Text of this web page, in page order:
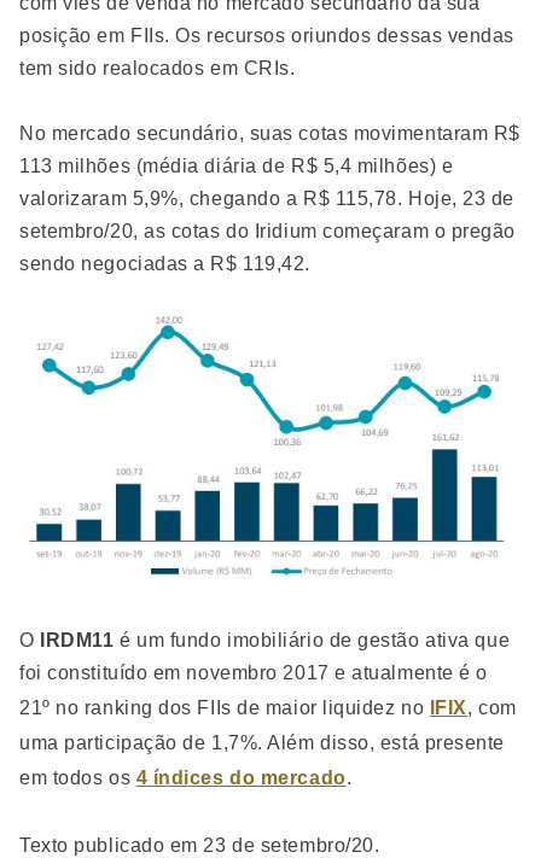
posição em FIIs. Os recursos oriundos dessas vendas
tem sido realocados em CRIs.
No mercado secundário, suas cotas movimentaram R$
113 milhões (média diária de R$ 5,4 milhões) e
valorizaram 5,9%, chegando a R$ 115,78. Hoje, 23 de
setembro/20, as cotas do Iridium começaram o pregão
sendo negociadas a R$ 119,42.
O IRDM11 é um fundo imobiliário de gestão ativa que
foi constituído em novembro 2017 e atualmente é o
21º no ranking dos FIIs de maior liquidez no
IFIX, com
uma participação de 1,7%. Além disso, está presente
em todos os 4 índices do mercado.
Texto publicado em 23 de setembro/20.